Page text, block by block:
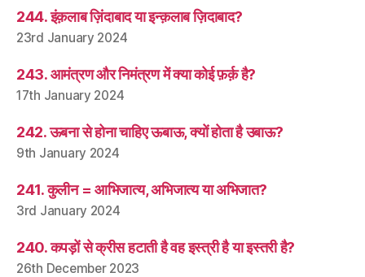
244. इंक़लाब ज़िंदाबाद या इन्क़लाब ज़िदाबाद?
23rd January 2024
243. आमंत्रण और निमंत्रण में क्या कोई फ़र्क़ है?
17th January 2024
242. ऊबना से होना चाहिए ऊबाऊ, क्यों होता है उबाऊ?
9th January 2024
241. कुलीन = आभिजात्य, अभिजात्य या अभिजात?
3rd January 2024
240. कपड़ों से क्रीस हटाती है वह इस्त्री है या इस्तरी है?
26th December 2023